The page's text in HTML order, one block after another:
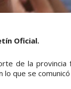
Oficial.
de la
que se